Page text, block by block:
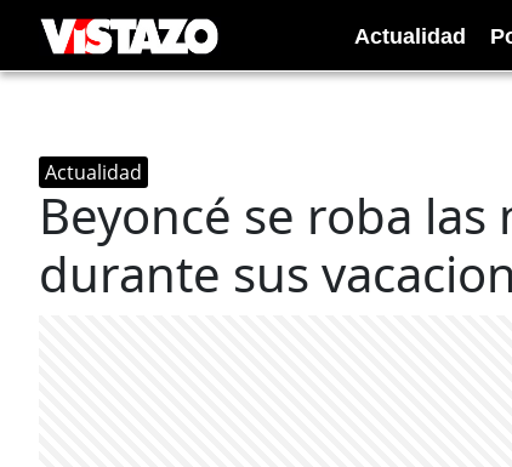
Actualidad
Actualidad
Beyoncé se roba
durante sus